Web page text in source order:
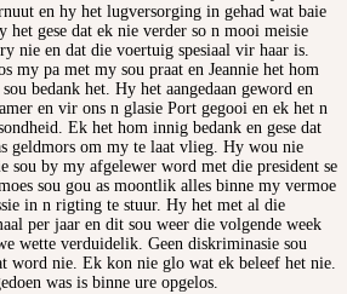
en hy het lugversorging in gehad wat baie
het gese dat ek nie verder so n mooi meisie
nie en dat die voertuig spesiaal vir haar is.
my pa met my sou praat en Jeannie het hom
bedank het. Hy het aangedaan geword en
en vir ons n glasie Port gegooi en ek het n
Ek het hom innig bedank en gese dat
geldmors om my te laat vlieg. Hy wou nie
sou by my afgelewer word met die president se
sou gou as moontlik alles binne my vermoe
in n rigting te stuur. Hy het met al die
per jaar en dit sou weer die volgende week
wette verduidelik. Geen diskriminasie sou
word nie. Ek kon nie glo wat ek beleef het nie.
was is binne ure opgelos.